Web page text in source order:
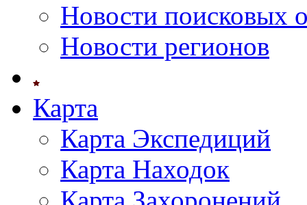
Новости поисковых
Новости регионов
Карта
Карта Экспедиций
Карта Находок